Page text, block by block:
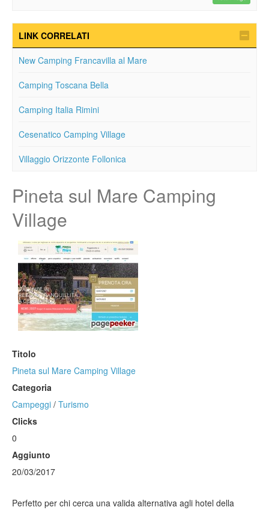
LINK CORRELATI
New Camping Francavilla al Mare
Camping Toscana Bella
Camping Italia Rimini
Cesenatico Camping Village
Villaggio Orizzonte Follonica
Pineta sul Mare Camping
Village
Titolo
Pineta sul Mare Camping Village
Categoria
Campeggi / Turismo
Clicks
0
Aggiunto
20/03/2017
Perfetto per chi cerca una valida alternativa agli hotel della